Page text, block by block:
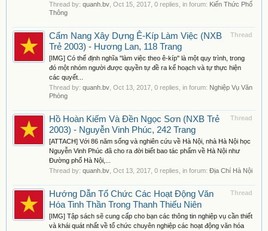
Thread by: quanh.bv Oct 15, 2017 , 0 replies, in forum: Kiến Thức Phổ
Thông
Thread
Cẩm Nang Xây Dựng Ê-Kíp Làm Việc (NXB
Trẻ 2003) - Hương Lan, 118 Trang
[IMG] Có thể định nghĩa "làm việc theo ê-kíp" là một quy trình, trong
đó một nhóm người được quyền tự đề ra kế hoạch và tự thực hiện
các quyết...
Thread by: quanh.bv Oct 13, 2017 , 0 replies, in forum: Nghiệp Vụ Văn
Phòng
Thread
Hồ Hoàn Kiếm Và Đền Ngọc Sơn (NXB Trẻ
2003) - Nguyễn Vinh Phúc, 242 Trang
[ATTACH] Với 86 năm sống và nghiên cứu về Hà Nội, nhà Hà Nội học
Nguyễn Vinh Phúc đã cho ra đời biết bao tác phẩm về Hà Nội như
Đường phố Hà Nội,...
Thread by: quanh.bv Oct 13, 2017 , 0 replies, in forum: Địa Chí Hà Nội
Thread
Hướng Dẫn Tổ Chức Các Hoạt Động Văn
Hóa Tinh Thần Trong Thanh Thiếu Niên
[IMG] Tập sách sẽ cung cấp cho bạn các thông tin nghiệp vụ cần thiết
và khái quát nhất về tổ chức chuyên nghiệp các hoạt động văn hóa